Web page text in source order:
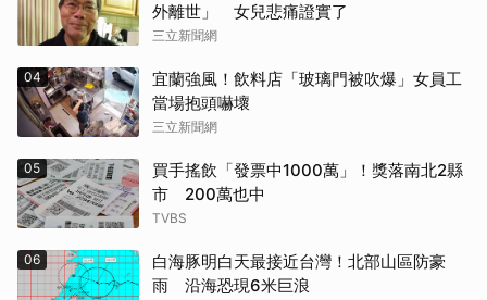
外離世」 女兒悲痛證實了
三立新聞網
04
宜蘭強風！飲料店「玻璃門被吹爆」女員工
當場抱頭嚇壞
三立新聞網
05
買手搖飲「發票中1000萬」！獎落南北2縣
市 200萬也中
TVBS
06
白海豚明白天最接近台灣！北部山區防豪
雨 沿海恐現6米巨浪